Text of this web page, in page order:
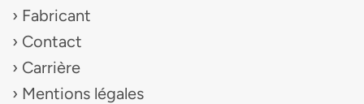
Fabricant
Contact
Carrière
Mentions légales